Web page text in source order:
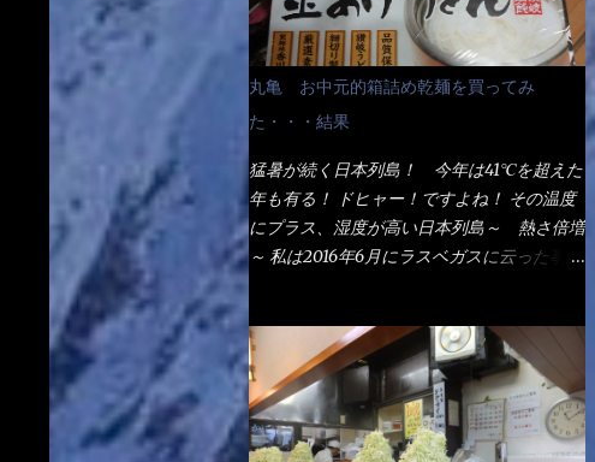
いるわけで、最初と最後では麺の固さという
かコシが違う！ だったら湯なんか要らない
じゃん！ 茹で上げ直後の麺だけいいよ！と
なるでしょう。 事前にググって調べたら、
やっぱり＜湯無し＞注文は、裏注文方法とし
てあるらしい。 それと店員によっては、理
解出来ない者も居るらしい云う事。 そこで
ランチ混雑前に、行くのが店への配慮でもあ
る。 11:20 店内に入り・・・『釜揚げうど
し？』（これだ全く理解していないな） す
ると茹で方の若い女性店員が『いい！い
い！！』とオッサンを向こうへやった。 で
サッサと、木桶を用意してうどんだけ入れて
出して来ました。 な～るほど、この事
丸亀 お中元的箱詰め乾麺を買ってみ
た・・・結果
猛暑が続く日本列島！ 今年は41℃を超えた
年も有る！ ドヒャー！ですよね！ その温度
にプラス、湿度が高い日本列島～ 熱さ倍増
～ 私は2016年6月にラスベガスに云った事が
無いね） 処で今日は何だ！？これです。 丸
亀 釜あげうどん！ 日本には、お中元とお
歳暮という古来からの風習がある。 お中元
は、丁度お盆の夏場に日頃お世話になってい